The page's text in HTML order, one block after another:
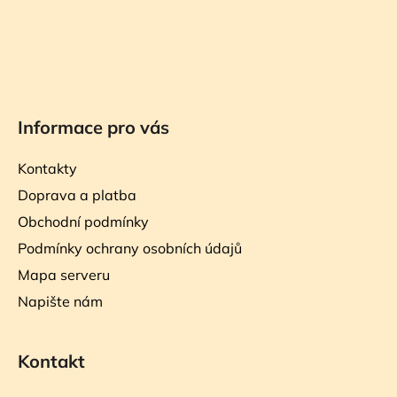
Informace pro vás
Kontakty
Doprava a platba
Obchodní podmínky
Podmínky ochrany osobních údajů
Mapa serveru
Napište nám
Kontakt